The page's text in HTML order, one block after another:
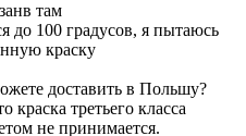
там
до 100 градусов, я пытаюсь
краску
доставить в Польшу?
третьего класса
не принимается.